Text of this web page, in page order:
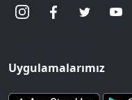
Uygulamalarımız